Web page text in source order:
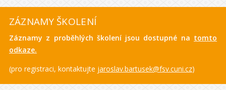
ZÁZNAMY ŠKOLENÍ
Záznamy z proběhlých školení jsou dostupné na tomto
odkaze.
(pro registraci, kontaktujte jaroslav.bartusek@fsv.cuni.cz)